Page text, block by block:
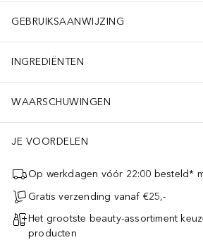
GEBRUIKSAANWIJZING
INGREDIËNTEN
WAARSCHUWINGEN
JE VOORDELEN
Op werkdagen vóór 22:00 besteld*
Gratis verzending vanaf €25,-
Het grootste beauty-assortiment
producten